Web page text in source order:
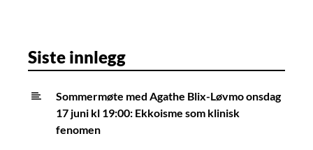
Siste innlegg
Sommermøte med Agathe Blix-Løvmo onsdag
17 juni kl 19:00: Ekkoisme som klinisk
fenomen